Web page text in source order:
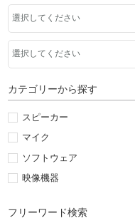
カテゴリーから探す
スピーカー
マイク
ソフトウェア
映像機器
フリーワード検索